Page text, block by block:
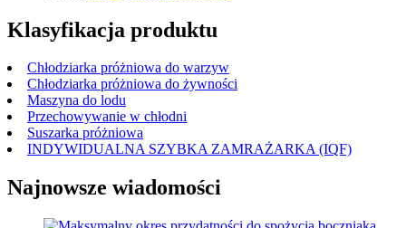
Klasyfikacja produktu
Chłodziarka próżniowa do warzyw
Chłodziarka próżniowa do żywności
Maszyna do lodu
Przechowywanie w chłodni
Suszarka próżniowa
INDYWIDUALNA SZYBKA ZAMRAŻARKA (IQF)
Najnowsze wiadomości